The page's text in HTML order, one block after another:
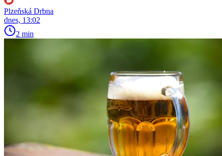
Plzeňská Drbna
dnes, 13:02
2 min